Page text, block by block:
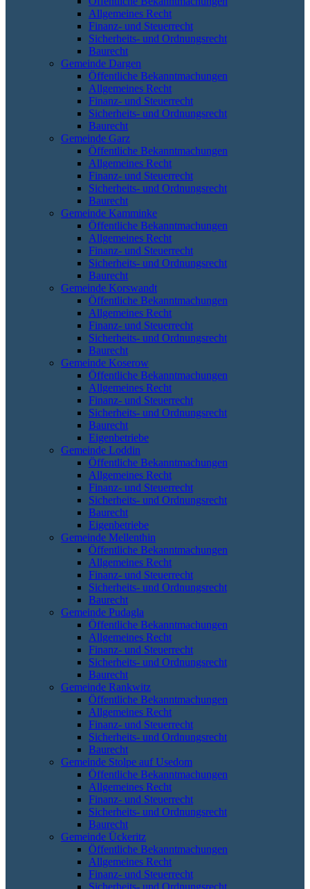
Allgemeines Recht
Finanz- und Steuerrecht
Sicherheits- und Ordnungsrecht
Baurecht
Gemeinde Dargen
Öffentliche Bekanntmachungen
Allgemeines Recht
Finanz- und Steuerrecht
Sicherheits- und Ordnungsrecht
Baurecht
Gemeinde Garz
Öffentliche Bekanntmachungen
Allgemeines Recht
Finanz- und Steuerrecht
Sicherheits- und Ordnungsrecht
Baurecht
Gemeinde Kamminke
Öffentliche Bekanntmachungen
Allgemeines Recht
Finanz- und Steuerrecht
Sicherheits- und Ordnungsrecht
Baurecht
Gemeinde Korswandt
Öffentliche Bekanntmachungen
Allgemeines Recht
Finanz- und Steuerrecht
Sicherheits- und Ordnungsrecht
Baurecht
Gemeinde Koserow
Öffentliche Bekanntmachungen
Allgemeines Recht
Finanz- und Steuerrecht
Sicherheits- und Ordnungsrecht
Baurecht
Eigenbetriebe
Gemeinde Loddin
Öffentliche Bekanntmachungen
Allgemeines Recht
Finanz- und Steuerrecht
Sicherheits- und Ordnungsrecht
Baurecht
Eigenbetriebe
Gemeinde Mellenthin
Öffentliche Bekanntmachungen
Allgemeines Recht
Finanz- und Steuerrecht
Sicherheits- und Ordnungsrecht
Baurecht
Gemeinde Pudagla
Öffentliche Bekanntmachungen
Allgemeines Recht
Finanz- und Steuerrecht
Sicherheits- und Ordnungsrecht
Baurecht
Gemeinde Rankwitz
Öffentliche Bekanntmachungen
Allgemeines Recht
Finanz- und Steuerrecht
Sicherheits- und Ordnungsrecht
Baurecht
Gemeinde Stolpe auf Usedom
Öffentliche Bekanntmachungen
Allgemeines Recht
Finanz- und Steuerrecht
Sicherheits- und Ordnungsrecht
Baurecht
Gemeinde Ückeritz
Öffentliche Bekanntmachungen
Allgemeines Recht
Finanz- und Steuerrecht
Sicherheits- und Ordnungsrecht